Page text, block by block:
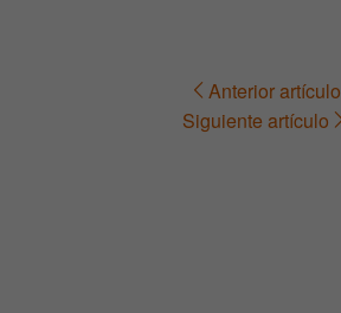
Navegación Anterior artículo
Siguiente artículo